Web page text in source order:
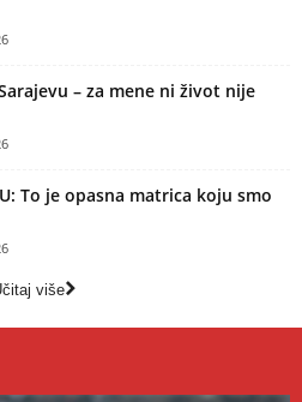
– za mene ni život nije
To je opasna matrica koju smo
više